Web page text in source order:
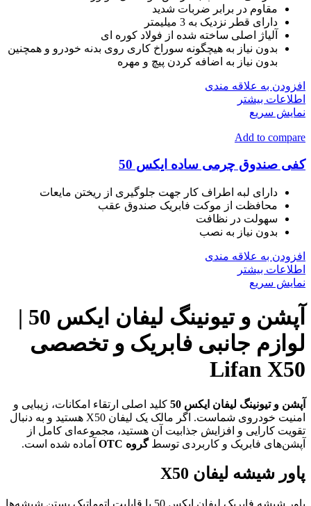
مقاوم در برابر ضربات شدید
دارای قطر نزدیک به 3 میلیمتر
آلیاژ اصلی ساخته شده از فولاد کوره ای
بدون نیاز به هیچگونه سوراخ کاری روی بدنه خودرو و همچنین
بدون نیاز به اضافه کردن پیچ و مهره
افزودن به علاقه مندی
اطلاعات بیشتر
نمایش سریع
Add to compare
کفی صندوق چرمی ساده ایکس 50
دارای لبه اطراف کار جهت جلوگیری از ریختن مایعات
محافظت از موکت فابریک صندوق عقب
سهولت در نظافت
بدون نیاز به نصب
افزودن به علاقه مندی
اطلاعات بیشتر
نمایش سریع
آپشن و تیونینگ لیفان ایکس 50 |
لوازم جانبی فابریک و تخصصی
Lifan X50
آپشن و تیونینگ لیفان ایکس 50
کلید اصلی ارتقاء امکانات، زیبایی و
امنیت خودروی شماست. اگر مالک یک لیفان X50 هستید و به دنبال
تقویت کارایی و افزایش جذابیت آن هستید، مجموعه‌ای کامل از
آپشن‌های فابریک و کاربردی توسطگروه OTC آماده شده است.
پاور شیشه لیفان X50